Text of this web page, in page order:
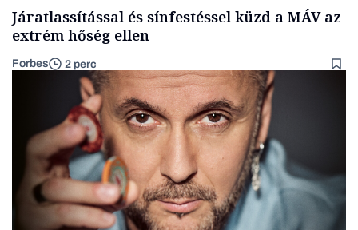
Járatlassítással és sínfestéssel küzd a MÁV az
extrém hőség ellen
Forbes 2 perc